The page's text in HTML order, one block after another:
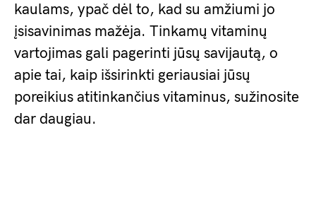
kaulams, ypač dėl to, kad su amžiumi jo
įsisavinimas mažėja. Tinkamų vitaminų
vartojimas gali pagerinti jūsų savijautą, o
apie tai, kaip išsirinkti geriausiai jūsų
poreikius atitinkančius vitaminus, sužinosite
dar daugiau.